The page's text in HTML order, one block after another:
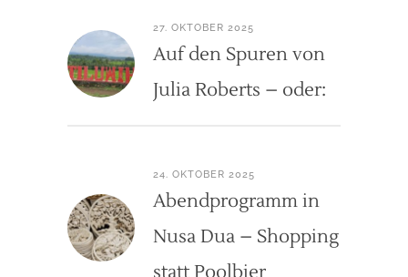
27. OKTOBER 2025
Auf den Spuren von
Julia Roberts – oder:
24. OKTOBER 2025
Abendprogramm in
Nusa Dua – Shopping